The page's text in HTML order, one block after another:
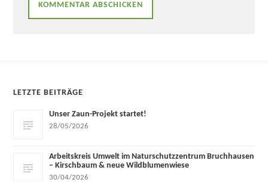
LETZTE BEITRÄGE
Unser Zaun-Projekt startet!
28/05/2026
Arbeitskreis Umwelt im Naturschutzzentrum Bruchhausen
– Kirschbaum & neue Wildblumenwiese
30/04/2026